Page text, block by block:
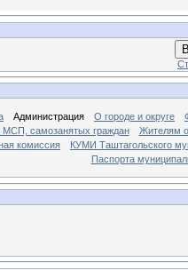
Администрация О городе и округе
МСП, самозанятых граждан
Жителям
комиссия
КУМИ Таштагольского
Паспорта